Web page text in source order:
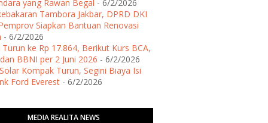
yang Rawan Begal - 6/2/2026
Tambora Jakbar, DPRD DKI
Siapkan Bantuan Renovasi
- 6/2/2026
Turun ke Rp 17.864, Berikut Kurs BCA,
BBNI per 2 Juni 2026 - 6/2/2026
Kompak Turun, Segini Biaya Isi
Ford Everest - 6/2/2026
MEDIA REALITA NEWS